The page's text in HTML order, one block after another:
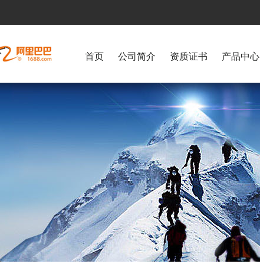
首页 公司简介 资质证书 产品中心